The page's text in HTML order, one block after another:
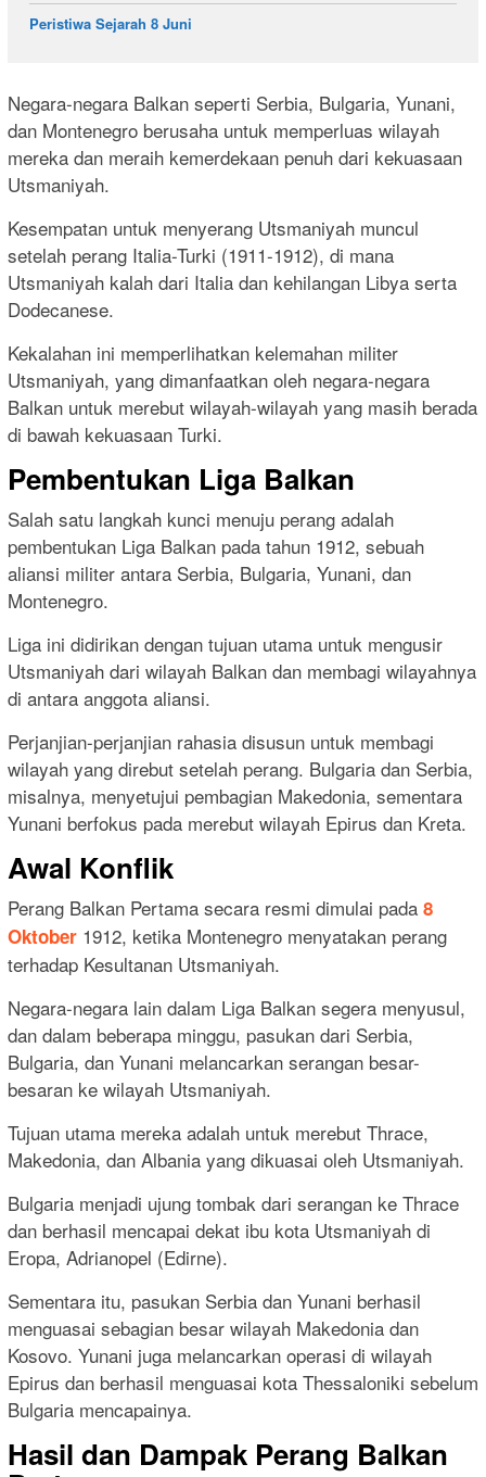
Peristiwa Sejarah 8 Juni
Negara-negara Balkan seperti Serbia, Bulgaria, Yunani,
dan Montenegro berusaha untuk memperluas wilayah
mereka dan meraih kemerdekaan penuh dari kekuasaan
Utsmaniyah.
Kesempatan untuk menyerang Utsmaniyah muncul
setelah perang Italia-Turki (1911-1912), di mana
Utsmaniyah kalah dari Italia dan kehilangan Libya serta
Dodecanese.
Kekalahan ini memperlihatkan kelemahan militer
Utsmaniyah, yang dimanfaatkan oleh negara-negara
Balkan untuk merebut wilayah-wilayah yang masih berada
di bawah kekuasaan Turki.
Pembentukan Liga Balkan
Salah satu langkah kunci menuju perang adalah
pembentukan Liga Balkan pada tahun 1912, sebuah
aliansi militer antara Serbia, Bulgaria, Yunani, dan
Montenegro.
Liga ini didirikan dengan tujuan utama untuk mengusir
Utsmaniyah dari wilayah Balkan dan membagi wilayahnya
di antara anggota aliansi.
Perjanjian-perjanjian rahasia disusun untuk membagi
wilayah yang direbut setelah perang. Bulgaria dan Serbia,
misalnya, menyetujui pembagian Makedonia, sementara
Yunani berfokus pada merebut wilayah Epirus dan Kreta.
Awal Konflik
Perang Balkan Pertama secara resmi dimulai pada 8
Oktober 1912, ketika Montenegro menyatakan perang
terhadap Kesultanan Utsmaniyah.
Negara-negara lain dalam Liga Balkan segera menyusul,
dan dalam beberapa minggu, pasukan dari Serbia,
Bulgaria, dan Yunani melancarkan serangan besar-
besaran ke wilayah Utsmaniyah.
Tujuan utama mereka adalah untuk merebut Thrace,
Makedonia, dan Albania yang dikuasai oleh Utsmaniyah.
Bulgaria menjadi ujung tombak dari serangan ke Thrace
dan berhasil mencapai dekat ibu kota Utsmaniyah di
Eropa, Adrianopel (Edirne).
Sementara itu, pasukan Serbia dan Yunani berhasil
menguasai sebagian besar wilayah Makedonia dan
Kosovo. Yunani juga melancarkan operasi di wilayah
Epirus dan berhasil menguasai kota Thessaloniki sebelum
Bulgaria mencapainya.
Hasil dan Dampak Perang Balkan